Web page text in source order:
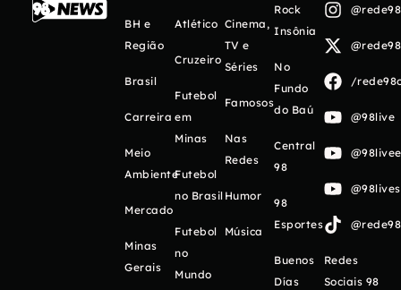
BH e
Região
Brasil
Carreira
Meio
Ambiente
Mercado
Minas
Gerais
Atlético
Cruzeiro
Futebol
em
Minas
Futebol
no Brasil
Futebol
no
Mundo
Cinema,
TV e
Séries
Famosos
Nas
Redes
Humor
Música
Rock
Insônia
No
Fundo
do Baú
Central
98
98
Esportes
Buenos
Días
/
@98live
Redes
Sociais 98